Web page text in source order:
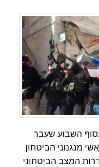
השבוע שעבר
מנגנוני הביטחון
המצב הביטחוני